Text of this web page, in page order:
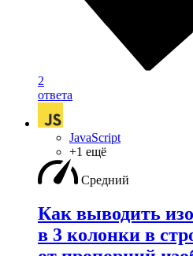
2
ответа
JavaScript
+1 ещё
Средний
Как выводить
в 3 колонки в